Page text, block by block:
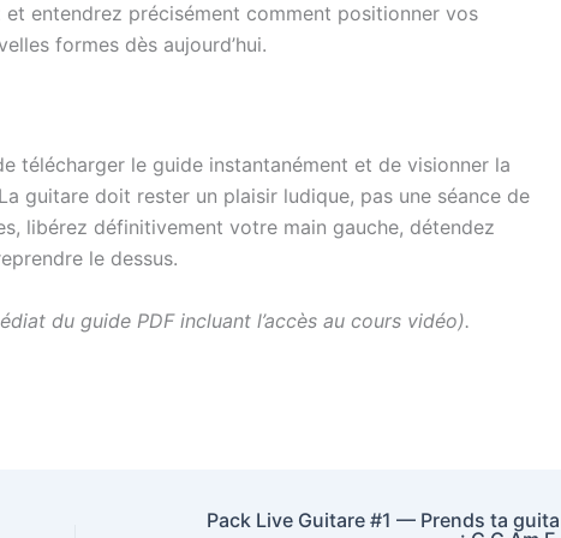
entendrez précisément comment positionner vos
formes dès aujourd’hui.
télécharger le guide instantanément et de visionner la
guitare doit rester un plaisir ludique, pas une séance de
libérez définitivement votre main gauche, détendez
le dessus.
du guide PDF incluant l’accès au cours vidéo).
Pack Live Guitare #1 — Prends ta